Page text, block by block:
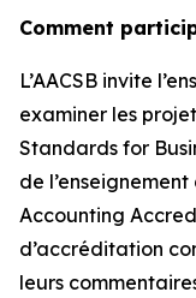
Comment
L’AACSB invite
examiner les
Standards for
de
Accounting
d’accréditation
leurs